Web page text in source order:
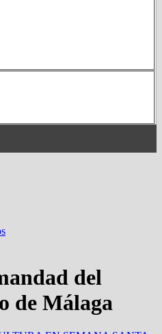
del
de Málaga